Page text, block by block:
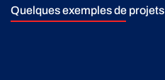
Quelques exemples de projets